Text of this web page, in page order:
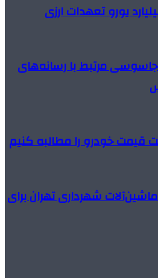
مرتبط با رسانه‌های
قیمت خودرو را مطالبه کنیم
ماشین‌آلات شهرداری تهران برای